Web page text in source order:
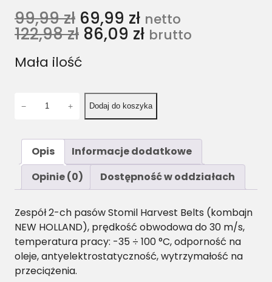
99,99zł 69,99 zł netto
122,98zł 86,09 zł brutto
Mała ilość
B
H
1
-
2
0
− + Dodaj do koszyka
Opis
Informacje dodatkowe
Opinie (0)
Dostępność w oddziałach
Zespół 2-ch pasów Stomil Harvest Belts (kombajn
NEW HOLLAND), prędkość obwodowa do 30 m/s,
temperatura pracy: -35 ÷ 100 °C, odporność na
oleje, antyelektrostatyczność, wytrzymałość na
przeciążenia.